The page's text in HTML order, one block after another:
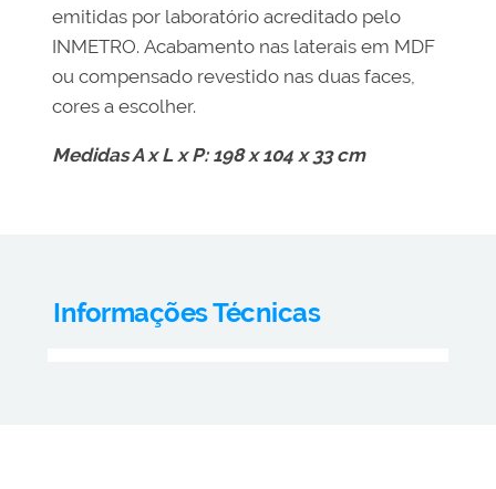
emitidas por laboratório acreditado pelo
INMETRO. Acabamento nas laterais em MDF
ou compensado revestido nas duas faces,
cores a escolher.
Medidas A x L x P: 198 x 104 x 33 cm
Informações Técnicas